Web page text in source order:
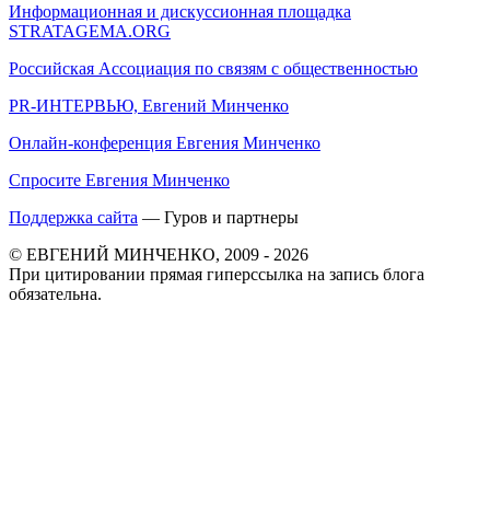
Информационная и дискуссионная площадка
STRATAGEMA.ORG
Российская Ассоциация по связям с общественностью
PR-ИНТЕРВЬЮ, Евгений Минченко
Онлайн-конференция Евгения Минченко
Спросите Евгения Минченко
Поддержка сайта — Гуров и партнеры
© ЕВГЕНИЙ МИНЧЕНКО, 2009 - 2026
При цитировании прямая гиперссылка на запись блога
обязательна.